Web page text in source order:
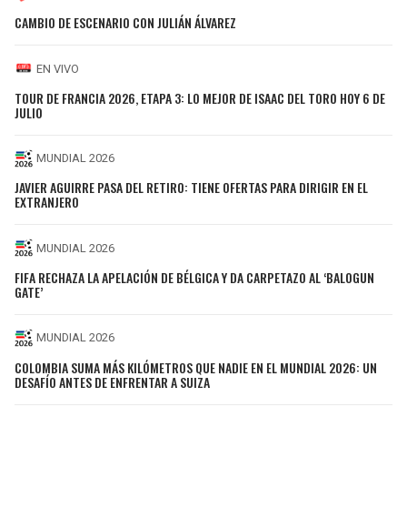
CAMBIO DE ESCENARIO CON JULIÁN ÁLVAREZ
EN VIVO
TOUR DE FRANCIA 2026, ETAPA 3: LO MEJOR DE ISAAC DEL TORO HOY 6 DE
JULIO
MUNDIAL 2026
JAVIER AGUIRRE PASA DEL RETIRO: TIENE OFERTAS PARA DIRIGIR EN EL
EXTRANJERO
MUNDIAL 2026
FIFA RECHAZA LA APELACIÓN DE BÉLGICA Y DA CARPETAZO AL ‘BALOGUN
GATE’
MUNDIAL 2026
COLOMBIA SUMA MÁS KILÓMETROS QUE NADIE EN EL MUNDIAL 2026: UN
DESAFÍO ANTES DE ENFRENTAR A SUIZA